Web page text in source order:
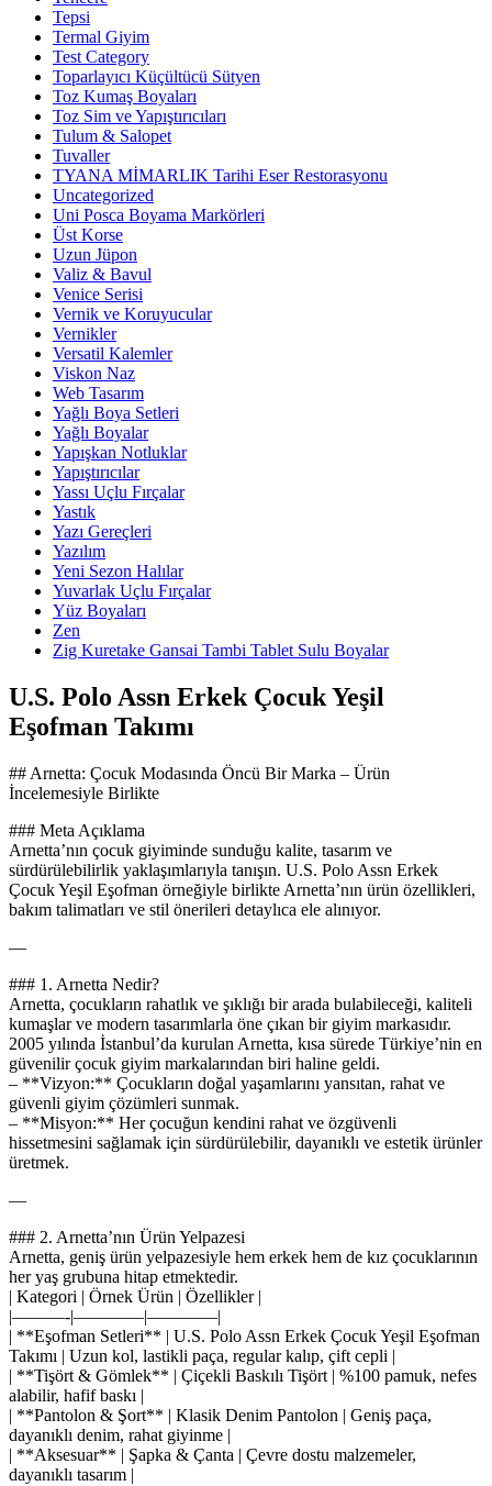
Tepsi
Termal Giyim
Test Category
Toparlayıcı Küçültücü Sütyen
Toz Kumaş Boyaları
Toz Sim ve Yapıştırıcıları
Tulum & Salopet
Tuvaller
TYANA MİMARLIK Tarihi Eser Restorasyonu
Uncategorized
Uni Posca Boyama Markörleri
Üst Korse
Uzun Jüpon
Valiz & Bavul
Venice Serisi
Vernik ve Koruyucular
Vernikler
Versatil Kalemler
Viskon Naz
Web Tasarım
Yağlı Boya Setleri
Yağlı Boyalar
Yapışkan Notluklar
Yapıştırıcılar
Yassı Uçlu Fırçalar
Yastık
Yazı Gereçleri
Yazılım
Yeni Sezon Halılar
Yuvarlak Uçlu Fırçalar
Yüz Boyaları
Zen
​Zig Kuretake Gansai Tambi Tablet Sulu Boyalar
U.S. Polo Assn Erkek Çocuk Yeşil
Eşofman Takımı
## Arnetta: Çocuk Modasında Öncü Bir Marka – Ürün
İncelemesiyle Birlikte
### Meta Açıklama
Arnetta’nın çocuk giyiminde sunduğu kalite, tasarım ve
sürdürülebilirlik yaklaşımlarıyla tanışın. U.S. Polo Assn Erkek
Çocuk Yeşil Eşofman örneğiyle birlikte Arnetta’nın ürün özellikleri,
bakım talimatları ve stil önerileri detaylıca ele alınıyor.
—
### 1. Arnetta Nedir?
Arnetta, çocukların rahatlık ve şıklığı bir arada bulabileceği, kaliteli
kumaşlar ve modern tasarımlarla öne çıkan bir giyim markasıdır.
2005 yılında İstanbul’da kurulan Arnetta, kısa sürede Türkiye’nin en
güvenilir çocuk giyim markalarından biri haline geldi.
– **Vizyon:** Çocukların doğal yaşamlarını yansıtan, rahat ve
güvenli giyim çözümleri sunmak.
– **Misyon:** Her çocuğun kendini rahat ve özgüvenli
hissetmesini sağlamak için sürdürülebilir, dayanıklı ve estetik ürünler
üretmek.
—
### 2. Arnetta’nın Ürün Yelpazesi
Arnetta, geniş ürün yelpazesiyle hem erkek hem de kız çocuklarının
her yaş grubuna hitap etmektedir.
| Kategori | Örnek Ürün | Özellikler |
|———-|————|————|
| **Eşofman Setleri** | U.S. Polo Assn Erkek Çocuk Yeşil Eşofman
Takımı | Uzun kol, lastikli paça, regular kalıp, çift cepli |
| **Tişört & Gömlek** | Çiçekli Baskılı Tişört | %100 pamuk, nefes
alabilir, hafif baskı |
| **Pantolon & Şort** | Klasik Denim Pantolon | Geniş paça,
dayanıklı denim, rahat giyinme |
| **Aksesuar** | Şapka & Çanta | Çevre dostu malzemeler,
dayanıklı tasarım |